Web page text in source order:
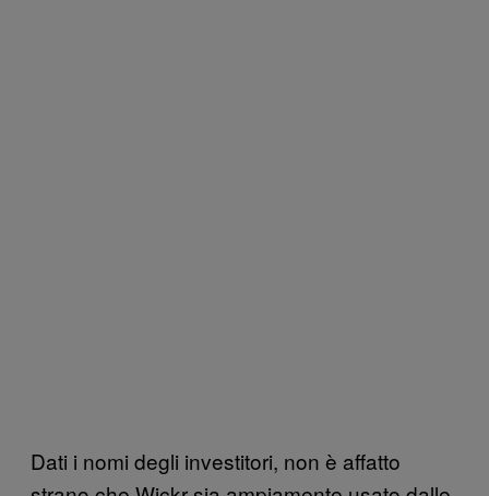
Dati i nomi degli investitori, non è affatto